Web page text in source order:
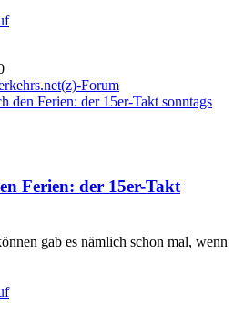
Forum
den Ferien: der 15er-Takt sonntags
Ferien: der 15er-Takt
gab es nämlich schon mal, wenn